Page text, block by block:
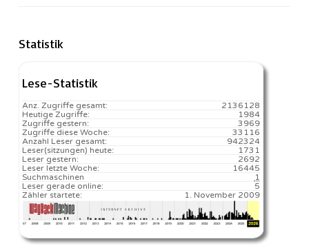
Statistik
Lese-Statistik
2136128
Anz. Zugriffe gesamt:
1984
Heutige Zugriffe:
3969
Zugriffe gestern:
33116
Zugriffe diese Woche:
942324
Anzahl Leser gesamt:
1731️
Leser(sitzungen) heute:
2692
Leser gestern:
16445️
Leser letzte Woche:
1
Suchmaschinen
5
Leser gerade online:
1. November 2009
Zähler startete: